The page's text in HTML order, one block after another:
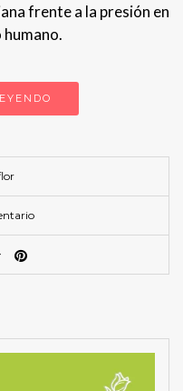
frente a la presión en